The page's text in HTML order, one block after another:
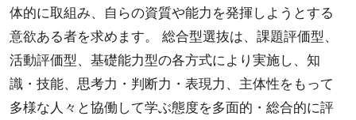
体的に取組み、自らの資質や能力を発揮しようとする
意欲ある者を求めます。 総合型選抜は、課題評価型、
活動評価型、基礎能力型の各方式により実施し、知
識・技能、思考力・判断力・表現力、主体性をもって
多様な人々と協働して学ぶ態度を多面的・総合的に評